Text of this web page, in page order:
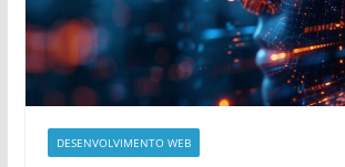
DESENVOLVIMENTO WEB